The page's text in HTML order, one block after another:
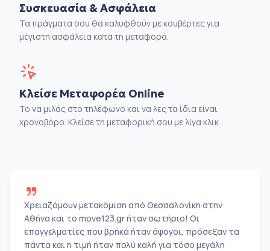
Συσκευασία & Ασφάλεια
Τα πράγματα σου θα καλυφθούν με κουβέρτες για
μέγιστη ασφάλεια κατα τη μεταφορά.
Κλείσε Μεταφορέα Online
Το να μιλάς στο τηλέφωνο και να λες τα ίδια είναι
χρονοβόρο. Κλείσε τη μεταφορική σου με λίγα κλικ.
Χρειαζόμουν μετακόμιση από Θεσσαλονίκη στην
Αθήνα και το move123.gr ήταν σωτήριο! Οι
επαγγελματίες που βρήκα ήταν άψογοι, πρόσεξαν τα
πάντα και η τιμή ήταν πολύ καλή για τόσο μεγάλη